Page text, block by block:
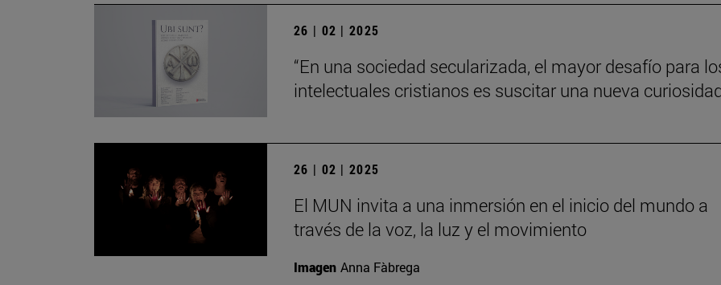
26 | 02 | 2025
“En una sociedad secularizada, el mayor desafío para
intelectuales cristianos es suscitar una nueva
26 | 02 | 2025
El MUN invita a una inmersión en el inicio del mundo a
través de la voz, la luz y el movimiento
Imagen Anna Fàbrega